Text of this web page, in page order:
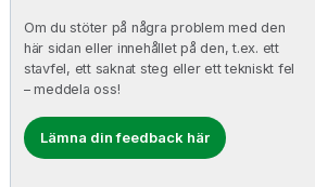
Om du stöter på några problem med den
här sidan eller innehållet på den, t.ex. ett
stavfel, ett saknat steg eller ett tekniskt fel
– meddela oss!
Lämna din feedback här